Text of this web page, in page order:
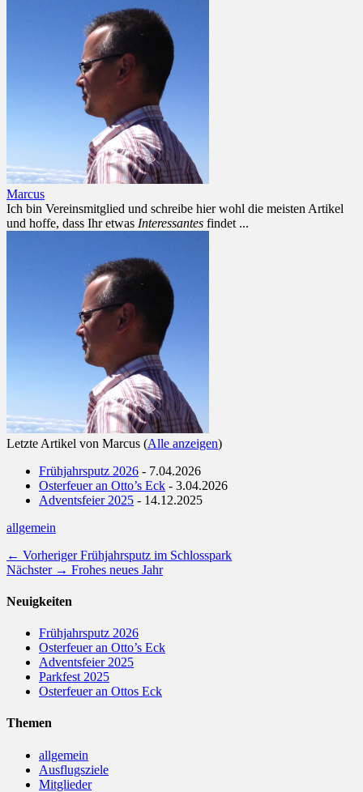
Marcus
Ich bin Vereinsmitglied und schreibe hier wohl die meisten Artikel
und hoffe, dass Ihr etwas Interessantes findet ...
Letzte Artikel von Marcus (Alle anzeigen)
Frühjahrsputz 2026 - 7.04.2026
Osterfeuer an Otto’s Eck - 3.04.2026
Adventsfeier 2025 - 14.12.2025
Kategorien
allgemein
Beitragsnavigation
← Vorheriger Vorheriger
Beitrag:
Frühjahrsputz im Schlosspark
Nächster → Nächster
Frohes neues Jahr
Neuigkeiten
Frühjahrsputz 2026
Osterfeuer an Otto’s Eck
Adventsfeier 2025
Parkfest 2025
Osterfeuer an Ottos Eck
Themen
allgemein
Ausflugsziele
Mitglieder